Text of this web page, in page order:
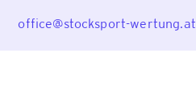
office@stocksport-wertung.at